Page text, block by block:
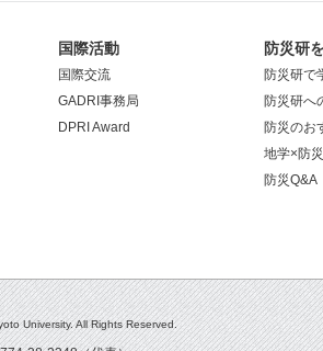
国際活動
国際交流
GADRI事務局
DPRI Award
防災研
防災研で
防災研へ
防災のお
地学×防災
防災Q&A
University. All Rights Reserved.